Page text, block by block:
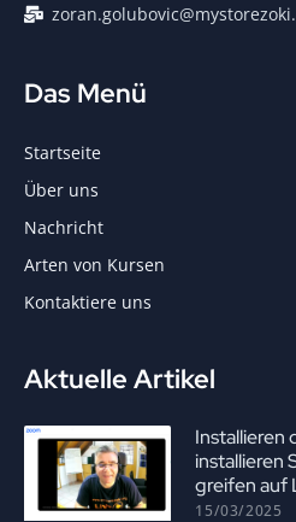
Das Menü
Startseite
Über uns
Nachricht
Arten von Kursen
Kontaktiere uns
Aktuelle Artikel
Installieren
installieren
greifen auf
15/03/2025